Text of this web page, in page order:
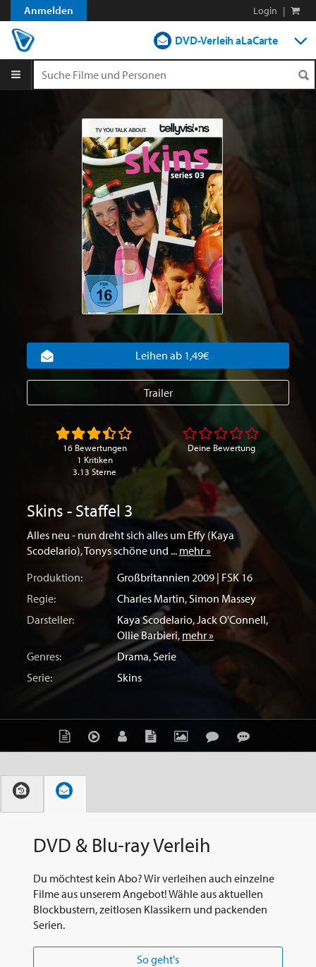
Anmelden Login |
DVD-Verleih aLaCarte
Shop
Blog
Skins - Staffel 3
Alles neu - nun dreht sich alles um Effy (Kaya
Scodelario), Tonys schöne und ... mehr »
Produktion:
Großbritannien 2009 | FSK 16
Regie:
Charles Martin, Simon Massey
Darsteller:
Kaya Scodelario,Jack O'Connell,
Ollie Barbieri, mehr »
Genres:
Drama, Serie
Serie:
Skins
Leihen ab 1,49€
Trailer
16 Bewertungen
1 Kritiken
3.13 Sterne
Deine Bewertung
DVD & Blu-ray Verleih
Du möchtest kein Abo? Wir verleihen auch einzelne
Filme aus unserem Angebot! Wähle aus aktuellen
Blockbustern, zeitlosen Klassikern und packenden
Serien.
So geht's